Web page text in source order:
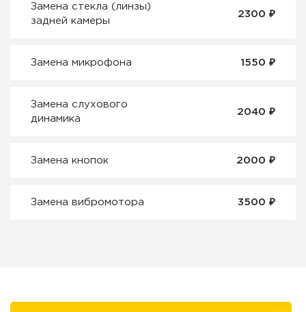
Замена стекла (линзы)
задней камеры
2300 ₽
Замена микрофона 1550 ₽
Замена слухового
динамика
2040 ₽
Замена кнопок 2000 ₽
Замена вибромотора 3500 ₽